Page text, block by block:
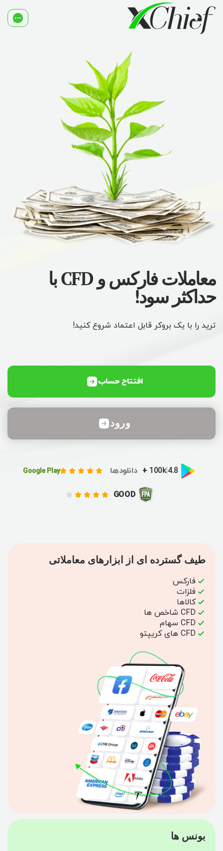
معاملات فارکس و CFD با
حداکثر سود!
ترید را با یک بروکر قابل اعتماد شروع کنید!
افتتاح حساب
ورود
4.8
|
100k
+ دانلودها Google Play
GOOD
طیف گسترده ای از ابزارهای معاملاتی
فارکس
فلزات
کالاها
بونس ها